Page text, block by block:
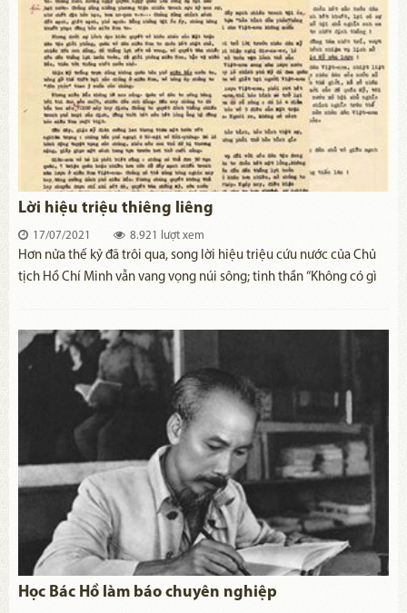
Lời hiệu triệu thiêng liêng
17/07/2021 8.921 lượt xem
Hơn nửa thế kỷ đã trôi qua, song lời hiệu triệu cứu nước của Chủ
tịch Hồ Chí Minh vẫn vang vọng núi sông; tinh thần “Không có gì
thân bảo vệ Tổ quốc.
Học Bác Hồ làm báo chuyên nghiệp